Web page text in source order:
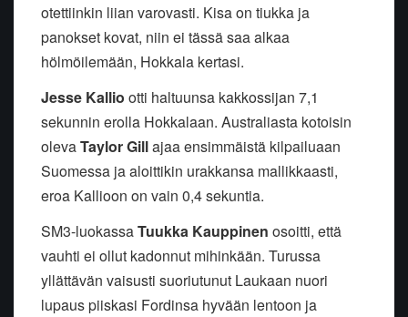
otettiinkin liian varovasti. Kisa on tiukka ja
panokset kovat, niin ei tässä saa alkaa
hölmöilemään, Hokkala kertasi.
Jesse Kallio otti haltuunsa kakkossijan 7,1
sekunnin erolla Hokkalaan. Australiasta kotoisin
olevaTaylor Gillajaa ensimmäistä kilpailuaan
Suomessa ja aloittikin urakkansa mallikkaasti,
eroa Kallioon on vain 0,4 sekuntia.
SM3-luokassaTuukka Kauppinen osoitti, että
vauhti ei ollut kadonnut mihinkään. Turussa
yllättävän vaisusti suoriutunut Laukaan nuori
lupaus piiskasi Fordinsa hyvään lentoon ja